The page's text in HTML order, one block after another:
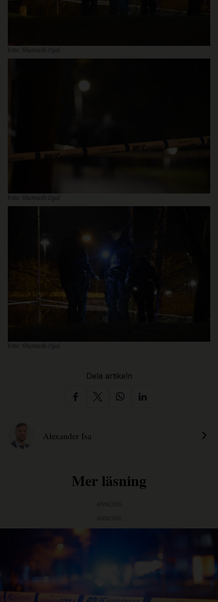
Foto: Shamash Oyal
Foto: Shamash Oyal
Foto: Shamash Oyal
Dela artikeln
Alexander Isa
Mer läsning